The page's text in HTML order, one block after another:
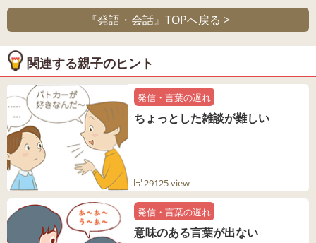
『発語・会話』TOPへ戻る >
関連する親子のヒント
発信・言葉の遅れ
ちょっとした雑談が難しい
29125 view
発信・言葉の遅れ
意味のある言葉が出ない